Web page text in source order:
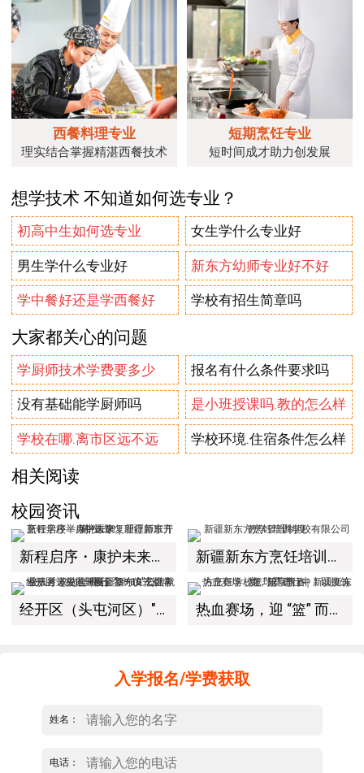
西餐料理专业
理实结合掌握精湛西餐技术
短期烹饪专业
短时间成才助力创发展
想学技术 不知道如何选专业？
初高中生如何选专业 女生学什么专业好
男生学什么专业好 新东方幼师专业好不好
学中餐好还是学西餐好 学校有招生简章吗
大家都关心的问题
学厨师技术学费要多少 报名有什么条件要求吗
没有基础能学厨师吗 是小班授课吗.教的怎么样
学校在哪.离市区远不远 学校环境.住宿条件怎么样
相关阅读
校园资讯
新程启序・康护未来｜新疆新东方烹饪学校举办中医康复理疗师班开幕仪式！ 新疆新东方烹饪培训学校有限公司教学管理制度
经开区（头屯河区）"3+10"公共就业服务进校园暨新疆新东方烹饪学校人才双选会+校企签约仪式圆满举行 热血赛场，迎 “篮” 而上｜新疆新东方烹饪学校篮球赛进行中！以技筑梦，乐享青春
入学报名/学费获取
姓名：
电话：